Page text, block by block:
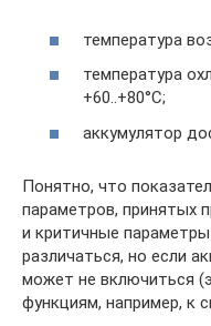
температура
температура
+60..+80°С;
аккумулятор
Понятно, что
параметров, принятых
и критичные
различаться, но если
может не включиться
функциям, например, к